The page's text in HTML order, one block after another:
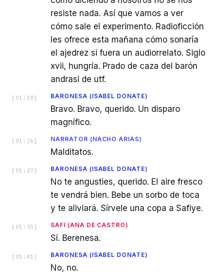
resiste nada. Así que vamos a ver
cómo sale el experimento. Radioficción
les ofrece esta mañana cómo sonaría
el ajedrez si fuera un audiorrelato. Siglo
xvii, hungría. Prado de caza del barón
andrasi de utf.
[ 01:18 ] BARONESA (ISABEL DONATE)
Bravo. Bravo, querido. Un disparo
magnífico.
[ 01:26 ] NARRATOR (NACHO ARIAS)
Malditatos.
[ 01:27 ] BARONESA (ISABEL DONATE)
No te angusties, querido. El aire fresco
te vendrá bien. Bebe un sorbo de toca
y te aliviará. Sírvele una copa a Safiye.
[ 01:35 ] SAFI (ANA DE CASTRO)
Sí. Berenesa.
[ 01:41 ] BARONESA (ISABEL DONATE)
No, no.